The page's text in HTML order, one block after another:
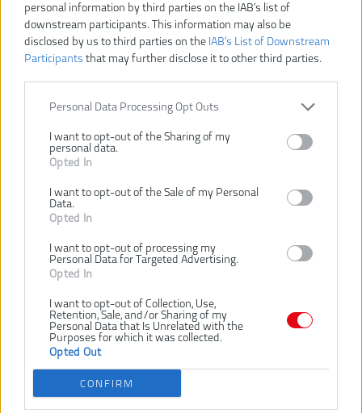
personal information by third parties on the IAB’s list of
downstream participants. This information may also be
disclosed by us to third parties on the IAB’s List of Downstream
Participants that may further disclose it to other third parties.
Personal Data Processing Opt Outs
I want to opt-out of the Sharing of my
personal data.
Opted In
I want to opt-out of the Sale of my Personal
Data.
Opted In
I want to opt-out of processing my
Personal Data for Targeted Advertising.
Opted In
I want to opt-out of Collection, Use,
Retention, Sale, and/or Sharing of my
Personal Data that Is Unrelated with the
Purposes for which it was collected.
Opted Out
CONFIRM
BS 12C2
bez batérie
BS 12C2 Li-
202C
2 × 2,0 Ah
Číslo produktu:
BS12C2 LI-202B
Výrobca:
Typ tovaru:
Skrutkovače
EAN kód:
4002395259397
Dodávaný v:
taške alebo kufor
Hmotnosť vrátane aku:
1.1 kg
Kapacita akumulátora:
Max. priemer vŕtania do dreva:
20 mm
Max. priemer vŕtania do ocele: